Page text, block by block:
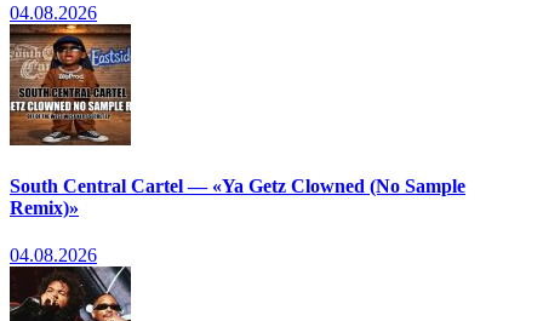
04.08.2026
South Central Cartel — «Ya Getz Clowned (No Sample
Remix)»
04.08.2026